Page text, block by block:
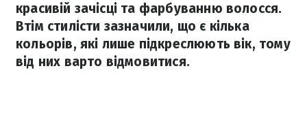
красивій зачісці та фарбуванню волосся.
Втім стилісти зазначили, що є кілька
кольорів, які лише підкреслюють вік, тому
від них варто відмовитися.